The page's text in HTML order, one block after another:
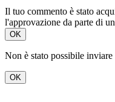
Il tuo commento è stato
l'approvazione da parte di
OK
Non è stato possibile inviare
OK